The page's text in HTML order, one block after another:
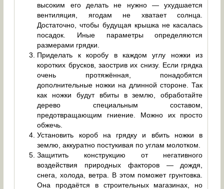
высоким его делать не нужно — ухудшается
вентиляция, ягодам не хватает солнца.
Достаточно, чтобы будущая крышка не касалась
посадок. Иные параметры определяются
размерами грядки.
Приделать к коробу в каждом углу ножки из
коротких брусков, заострив их снизу. Если грядка
очень протяжённая, понадобятся
дополнительные ножки на длинной стороне. Так
как ножки будут вбиты в землю, обработайте
дерево специальным составом,
предотвращающим гниение. Можно их просто
обжечь.
Установить короб на грядку и вбить ножки в
землю, аккуратно постукивая по углам молотком.
Защитить конструкцию от негативного
воздействия природных факторов — дождя,
снега, холода, ветра. В этом поможет грунтовка.
Она продаётся в строительных магазинах, но